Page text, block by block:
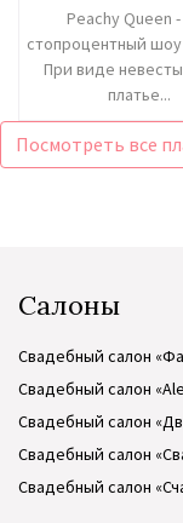
Peachy Queen
стопроцентный
При виде
платье...
Посмотреть все
Салоны
Свадебный салон
Свадебный салон
Свадебный салон
Свадебный салон
Свадебный салон